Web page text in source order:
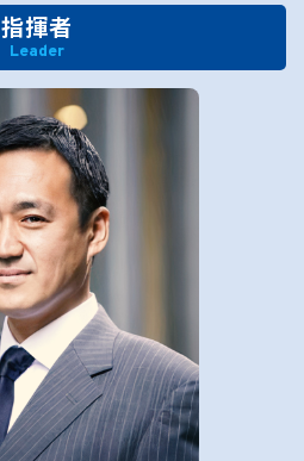
指揮者
Leader